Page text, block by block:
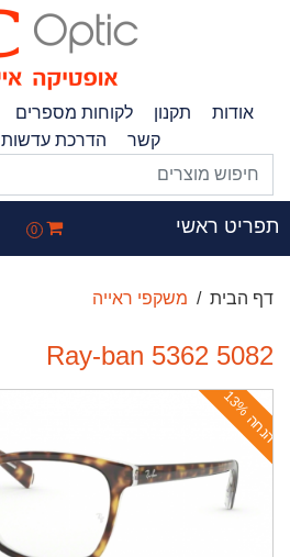
אודות תקנון לקוחות מספרים
קשר
הדרכת עדשות
ראשי 0
דף הבית משקפי ראייה
Ray-ban 5362 5082
ה
נ
ח
ה
1
3